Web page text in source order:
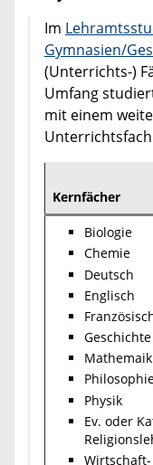
Im
Gymnasien/
(Unterrichts-)
Umfang
mit einem
Kernfächer
Biologie
Chemie
Deutsch
Englisch
Geschichte
Mathemaik
Physik
Ev. oder
Wirtschaft-